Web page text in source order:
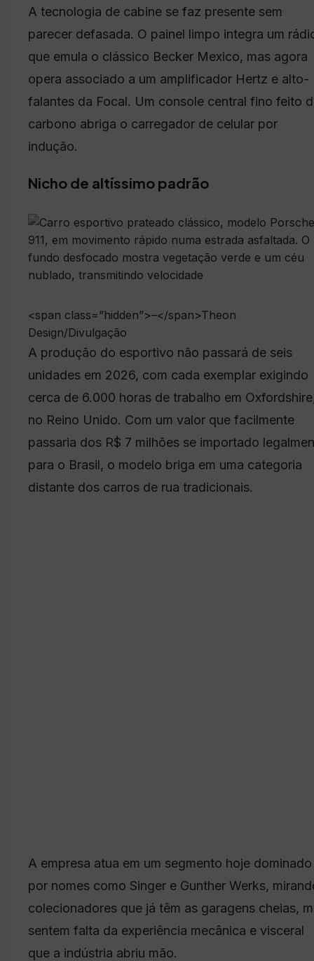
A tecnologia de cabine se faz presente sem
parecer defasada. O painel limpo integra um
que emula o clássico Becker Mexico, mas agora
opera associado a um amplificador Hertz e alto-
falantes da Focal. Um console central fino feito
carbono abriga o carregador de celular por
indução.
Nicho de altíssimo padrão
<span class=”hidden”>–</span>Theon
Design/Divulgação
A produção do esportivo não passará de seis
unidades em 2026, com cada exemplar exigindo
cerca de 6.000 horas de trabalho em
no Reino Unido. Com um valor que facilmente
passaria dos R$ 7 milhões se importado
para o Brasil, o modelo briga em uma categoria
distante dos carros de rua tradicionais.
A empresa atua em um segmento hoje dominado
por nomes como Singer e Gunther Werks,
colecionadores que já têm as garagens cheias,
sentem falta da experiência mecânica e visceral
que a indústria abriu mão.